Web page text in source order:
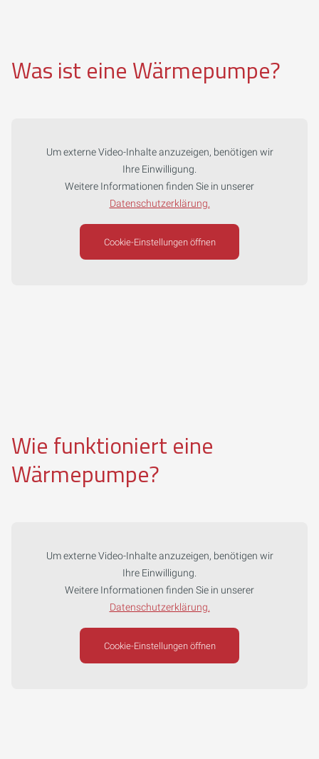
Was ist eine Wärmepumpe?
Um externe Video-Inhalte anzuzeigen, benötigen wir
Ihre Einwilligung.
Weitere Informationen finden Sie in unserer
Datenschutzerklärung.
Cookie-Einstellungen öffnen
Wie funktioniert eine
Wärmepumpe?
Um externe Video-Inhalte anzuzeigen, benötigen wir
Ihre Einwilligung.
Weitere Informationen finden Sie in unserer
Datenschutzerklärung.
Cookie-Einstellungen öffnen